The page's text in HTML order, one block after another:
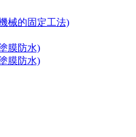
械的固定工法)
膜防水)
膜防水)